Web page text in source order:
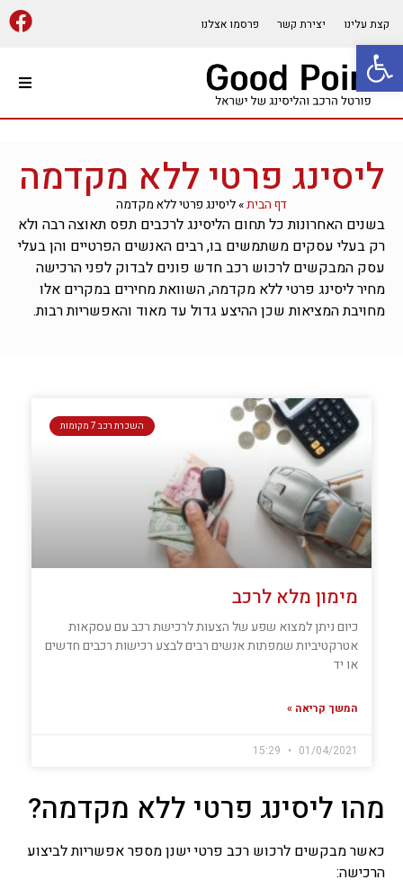
פתח סרגל נגישות
קצת עלינו יצירת קשר פרסמו אצלנו
עמוד הבית
השכרת רכב
מוסך רכב/אופנועים
רכב ליסינג
ביטוח רכב
מימון לרכב
ליסינג פרטי ללא מקדמה
דף הבית»ליסינג פרטי ללא מקדמה
בשנים האחרונות כל תחום הליסינג לרכבים תפס תאוצה רבה ולא
רק בעלי עסקים משתמשים בו, רבים האנשים הפרטיים והן בעלי
עסק המבקשים לרכוש רכב חדש פונים לבדוק לפני הרכישה
מחיר ליסינג פרטי ללא מקדמה, השוואת מחירים במקרים אלו
מחויבת המציאות שכן ההיצע גדול עד מאוד והאפשריות רבות.
השכרת רכב 7 מקומות
מימון מלא לרכב
כיום ניתן למצוא שפע של הצעות לרכישת רכב עם עסקאות
אטרקטיביות שמפתות אנשים רבים לבצע רכישות רכבים חדשים
או יד
המשך קריאה »
01/04/2021
מהו ליסינג פרטי ללא מקדמה?
כאשר מבקשים לרכוש רכב פרטי ישנן מספר אפשריות לביצוע
הרכישה: